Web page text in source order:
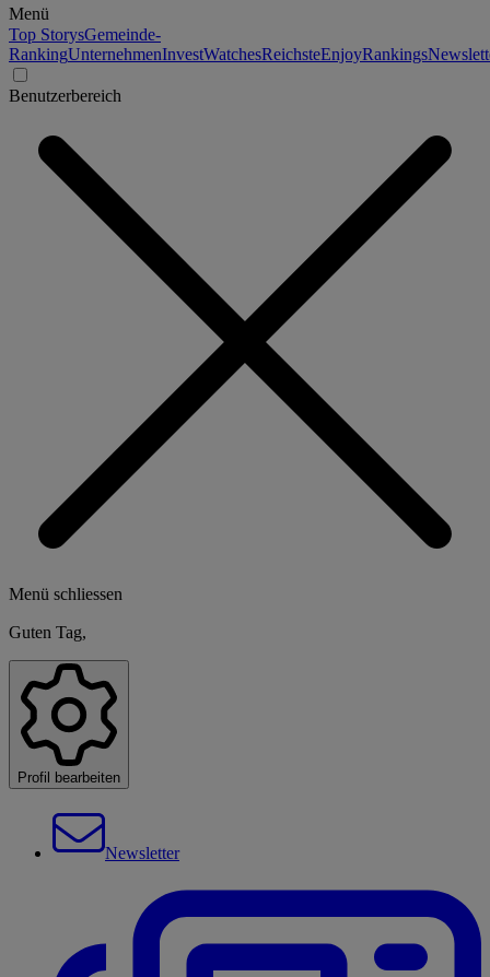
Menü
Top StorysGemeinde-
RankingUnternehmenInvestWatchesReichsteEnjoyRankings
Benutzerbereich
Menü schliessen
Guten Tag,
Profil bearbeiten
Newsletter